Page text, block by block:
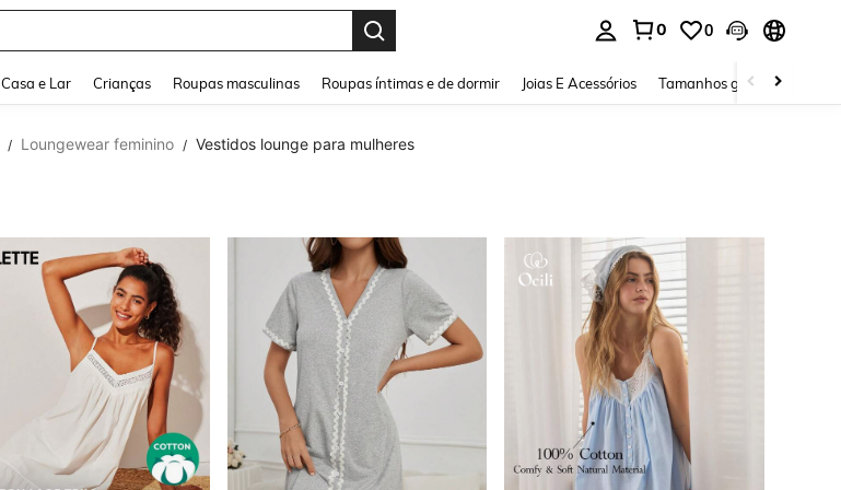
0 0
Casa e Lar Crianças Roupas masculinas Roupas íntimas e de dormir Joias E Acessórios Tamanhos grandes
/ Loungewear feminino / Vestidos lounge para mulheres